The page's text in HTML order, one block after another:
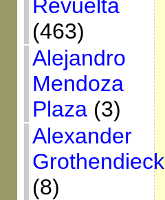
Revuelta
(463)
Alejandro
Mendoza
Plaza(3)
Alexander
Grothendieck
(8)